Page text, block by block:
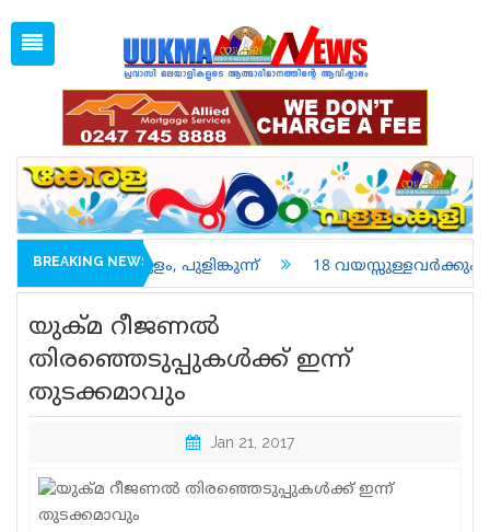
1 GBP =
128.04
Latest News
Associations
Spiritual
UK NEWS
India
World
Movies
Sports
Open
Menu
BREAKING NEWS
പുളിങ്കുന്ന് 18 വയസ്സുള്ളവർക്കും ട്രെയിൻ
യുക്മ റീജണല്‍
തിരഞ്ഞെടുപ്പുകള്‍ക്ക് ഇന്ന്
തുടക്കമാവും
Jan 21, 2017